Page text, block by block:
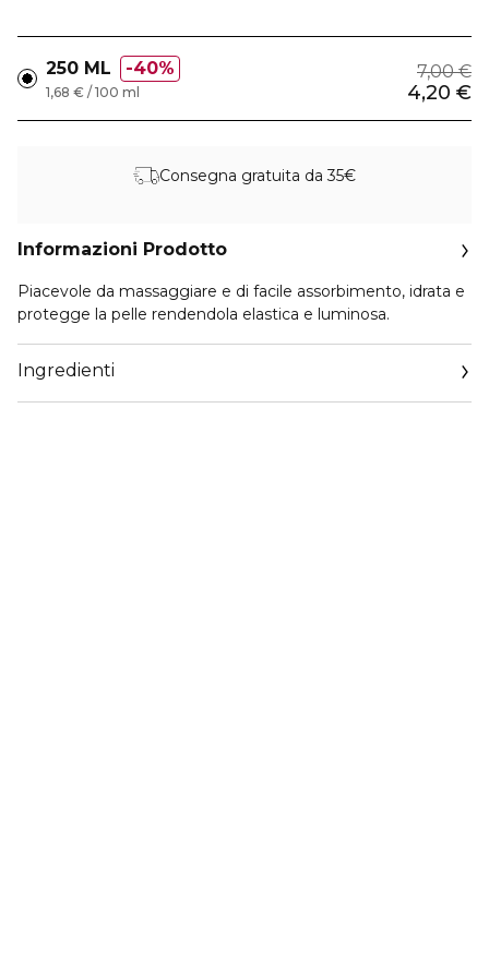
250 ML 40% 7,00 €
4,20 €
1,68 € / 100 ml
Consegna gratuita da 35€
Informazioni Prodotto
Piacevole da massaggiare e di facile assorbimento, idrata e
protegge la pelle rendendola elastica e luminosa.
Ingredienti